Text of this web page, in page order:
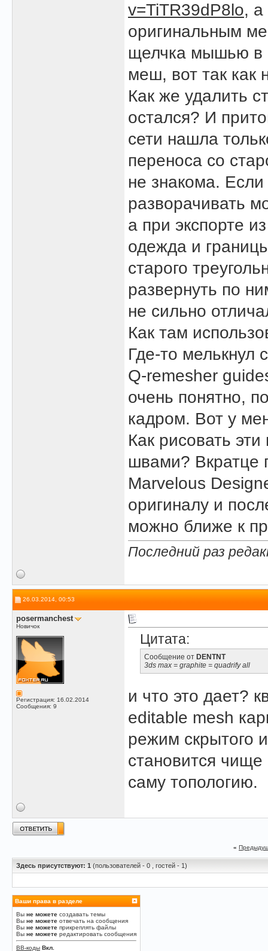
v=TiTR39dP8lo,
оригинальным
щелчка мышью в
меш, вот так как
Как же удалить
остался? И
сети нашла
переноса со
не знакома.
разворачивать
а при экспорте
одежда и
старого
развернуть по
не сильно
Как там
Где-то мелькнул
Q-remesher
очень понятно,
кадром. Вот у
Как рисовать
швами? Вкратце
Marvelous
оригиналу и
можно ближе к
Последний раз
26.03.2014, 00:53
posermanchest
Новичок
Регистрация: 16.02.2014
Сообщения: 9
Цитата:
Сообщение от DENTNT
3ds max = graphite = quadrify all
и что это дает?
editable mesh
режим скрытого
становится
саму топологию.
«
Здесь присутствуют: 1 (пользователей - 0 , гостей - 1)
Ваши права в разделе
Вы не можете создавать темы
Вы не можете отвечать на сообщения
Вы не можете прикреплять файлы
Вы не можете редактировать сообщения
BB-коды Вкл.